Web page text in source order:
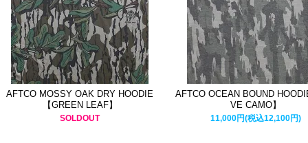
AFTCO MOSSY OAK DRY HOODIE
【GREEN LEAF】
SOLDOUT
AFTCO OCEAN BOUND
VE CAMO】
11,000円(税込12,100円)